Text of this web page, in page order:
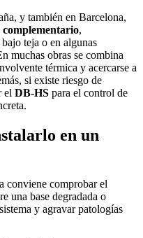
y también en Barcelona,
complementario,
teja o en algunas
muchas obras se combina
térmica y acercarse a
si existe riesgo de
el DB-HS para el control de
en un
conviene comprobar el
una base degradada o
y agravar patologías